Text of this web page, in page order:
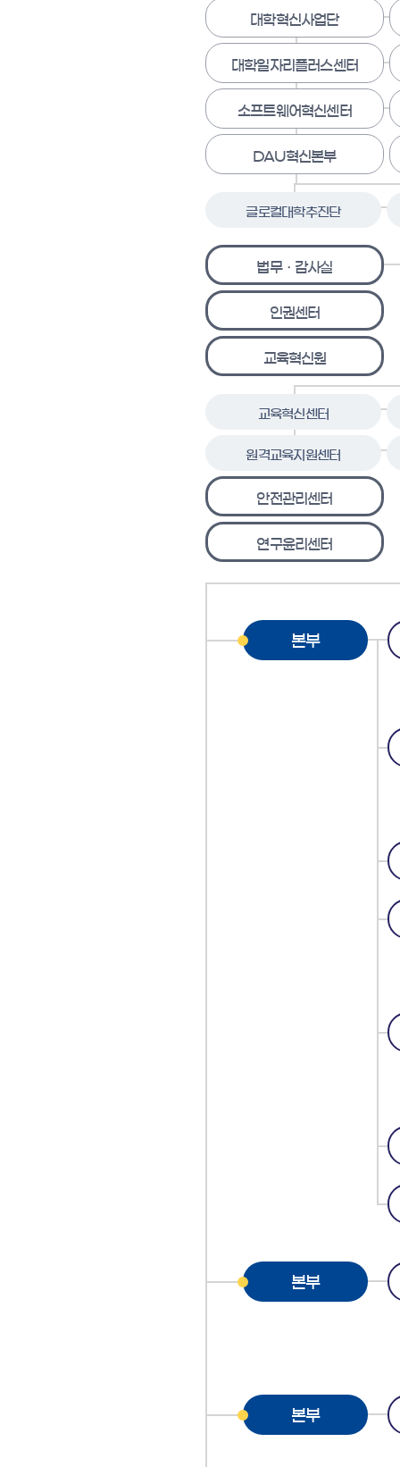
대학혁신사업단
대학일자리플러스센터
소프트웨어혁신센터
DAU혁신본부
글로컬대학추진단
법무ㆍ감사실
인권센터
교육혁신원
교육혁신센터
원격교육지원센터
안전관리센터
연구윤리센터
본부
본부
본부